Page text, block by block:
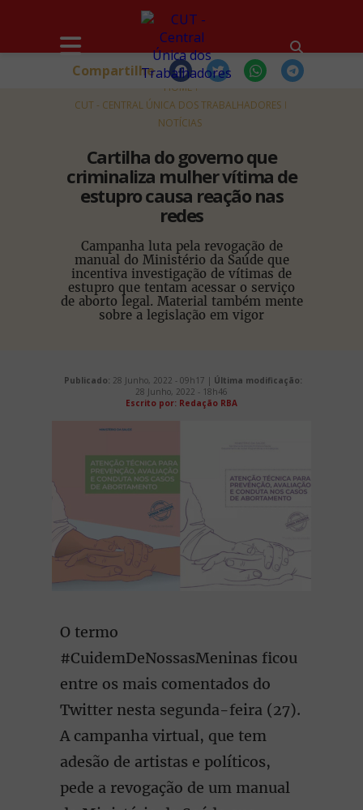
HOME
CUT - CENTRAL ÚNICA DOS TRABALHADORES
NOTÍCIAS
Cartilha do governo que
criminaliza mulher vítima de
estupro causa reação nas
redes
Campanha luta pela revogação de
manual do Ministério da Saúde que
incentiva investigação de vítimas de
estupro que tentam acessar o serviço
de aborto legal. Material também mente
sobre a legislação em vigor
Compartilhe
Publicado: 28 Junho, 2022 - 09h17 | Última modificação:
28 Junho, 2022 - 18h46
Escrito por: Redação RBA
O termo
#CuidemDeNossasMeninas ficou
entre os mais comentados do
Twitter nesta segunda-feira (27).
A campanha virtual, que tem
adesão de artistas e políticos,
pede a revogação de um manual